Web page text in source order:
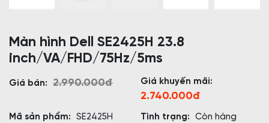
Màn hình Dell SE2425H 23.8
inch/VA/FHD/75Hz/5ms
Giá bán: 2.990.000đ Giá khuyến mãi:
2.740.000đ
Mã sản phẩm: SE2425H Tình trạng:
Còn hàng